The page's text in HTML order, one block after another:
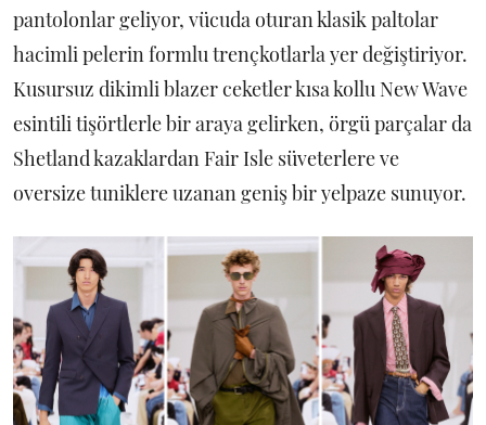
pantolonlar geliyor, vücuda oturan klasik paltolar
hacimli pelerin formlu trençkotlarla yer değiştiriyor.
Kusursuz dikimli blazer ceketler kısa kollu New Wave
esintili tişörtlerle bir araya gelirken, örgü parçalar da
Shetland kazaklardan Fair Isle süveterlere ve
oversize tuniklere uzanan geniş bir yelpaze sunuyor.